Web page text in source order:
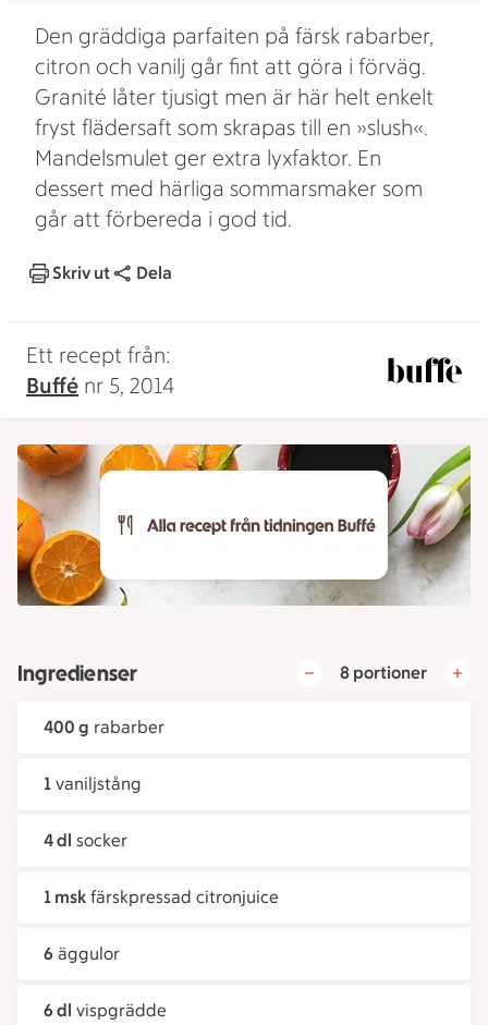
Den gräddiga parfaiten på färsk rabarber,
citron och vanilj går fint att göra i förväg.
Granité låter tjusigt men är här helt enkelt
fryst flädersaft som skrapas till en »slush«.
Mandelsmulet ger extra lyxfaktor. En
dessert med härliga sommarsmaker som
går att förbereda i god tid.
Skriv ut Dela
Ett recept från:
Buffé nr 5, 2014
Ingredienser 8 portioner
400 g rabarber
1 vaniljstång
4 dl socker
1 msk färskpressad citronjuice
6 äggulor
6 dl vispgrädde